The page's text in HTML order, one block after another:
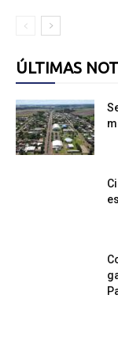
ÚLTIMAS